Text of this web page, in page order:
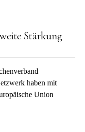
Stärkung
haben mit
Union